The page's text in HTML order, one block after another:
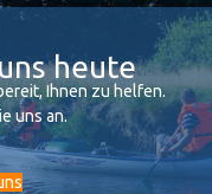
heute
Ihnen zu helfen.
uns an.